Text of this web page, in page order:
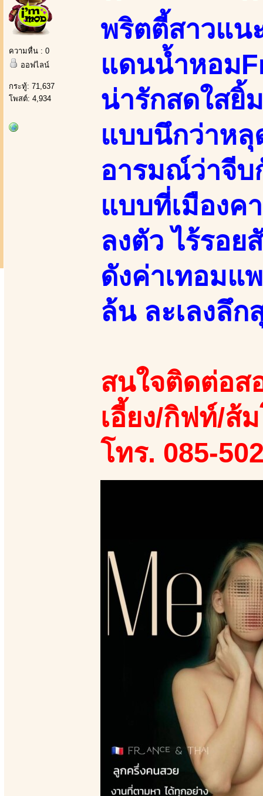
ความหื่น : 0
ออฟไลน์
กระทู้: 71,637
โพสต์: 4,934
พริตตี้สาวแน
แดนน้ำหอม
น่ารักสดใสยิ้
แบบนึกว่าหลุ
อารมณ์ว่าจีบ
แบบที่เมืองค
ลงตัว ไร้รอ
ดังค่าเทอมแ
ล้น ละเลงลึ
สนใจติดต่อส
เอี้ยง/กิฟท์/ส้
โทร. 085-